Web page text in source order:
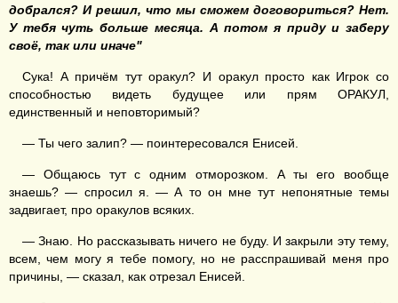
добрался? И решил, что мы сможем договориться? Нет.
У тебя чуть больше месяца. А потом я приду и заберу
своё, так или иначе"
Сука! А причём тут оракул? И оракул просто как Игрок со
способностью видеть будущее или прям ОРАКУЛ,
единственный и неповторимый?
— Ты чего залип? — поинтересовался Енисей.
— Общаюсь тут с одним отморозком. А ты его вообще
знаешь? — спросил я. — А то он мне тут непонятные темы
задвигает, про оракулов всяких.
— Знаю. Но рассказывать ничего не буду. И закрыли эту тему,
всем, чем могу я тебе помогу, но не расспрашивай меня про
причины, — сказал, как отрезал Енисей.